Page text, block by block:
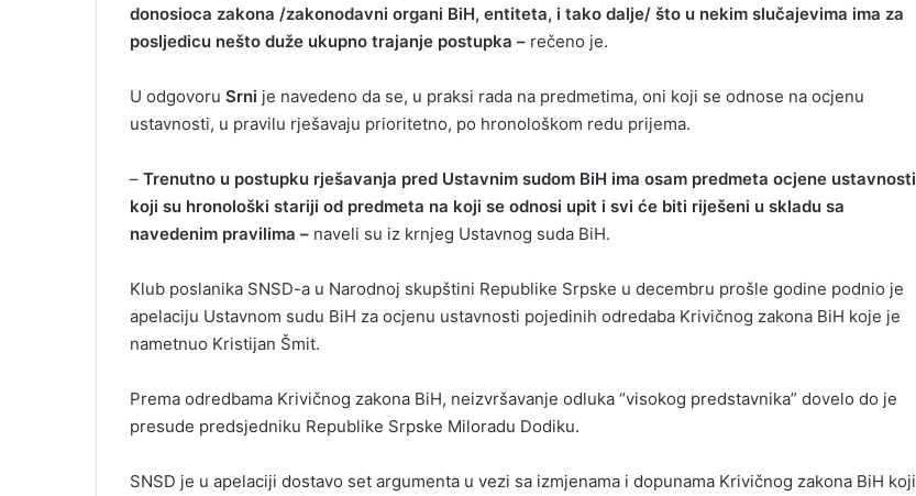
donosioca zakona /zakonodavni organi BiH, entiteta, i tako dalje/ što u nekim slučajevima ima za
posljedicu nešto duže ukupno trajanje postupka – rečeno je.
U odgovoru Srni je navedeno da se, u praksi rada na predmetima, oni koji se odnose na ocjenu
ustavnosti, u pravilu rješavaju prioritetno, po hronološkom redu prijema.
– Trenutno u postupku rješavanja pred Ustavnim sudom BiH ima osam predmeta ocjene ustavnosti
koji su hronološki stariji od predmeta na koji se odnosi upit i svi će biti riješeni u skladu sa
navedenim pravilima – naveli su iz krnjeg Ustavnog suda BiH.
Klub poslanika SNSD-a u Narodnoj skupštini Republike Srpske u decembru prošle godine podnio je
apelaciju Ustavnom sudu BiH za ocjenu ustavnosti pojedinih odredaba Krivičnog zakona BiH koje je
nametnuo Kristijan Šmit.
Prema odredbama Krivičnog zakona BiH, neizvršavanje odluka “visokog predstavnika” dovelo do je
presude predsjedniku Republike Srpske Miloradu Dodiku.
SNSD je u apelaciji dostavo set argumenta u vezi sa izmjenama i dopunama Krivičnog zakona BiH koji